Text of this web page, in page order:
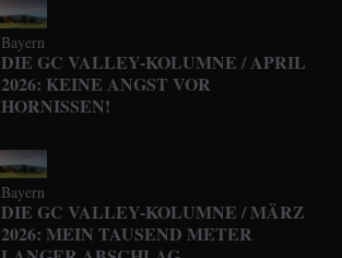
Bayern
DIE GC VALLEY-KOLUMNE / APRIL
2026: KEINE ANGST VOR
HORNISSEN!
Bayern
DIE GC VALLEY-KOLUMNE / MÄRZ
2026: MEIN TAUSEND METER